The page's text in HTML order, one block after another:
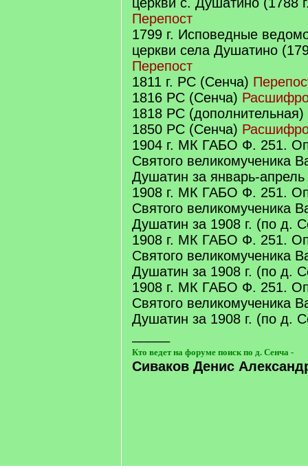
Перепост
1799 г. Исповедные
церкви села Душатино
Перепост
1811 г. РС (Сенча)
1816 РС (Сенча)
1818 РС (дополнительная)
1850 РС (Сенча)
1904 г. МК ГАБО Ф. 251.
Святого великомученика
Душатин за январь-
1908 г. МК ГАБО Ф. 251.
Святого великомученика
Душатин за 1908 г. (по д.
1908 г. МК ГАБО Ф. 251.
Святого великомученика
Душатин за 1908 г. (по д.
1908 г. МК ГАБО Ф. 251.
Святого великомученика
Душатин за 1908 г. (по д.
Кто ведет на форуме поиск по д. Сенча -
Сиваков Денис